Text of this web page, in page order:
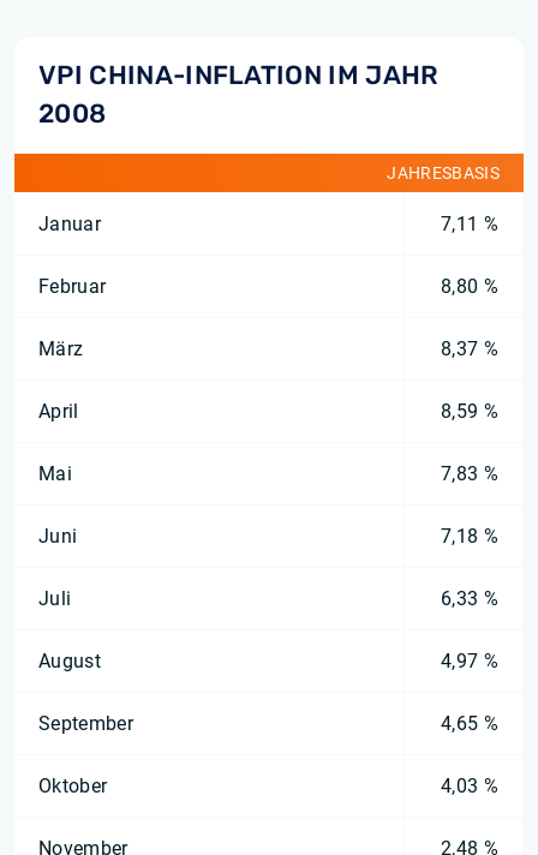
VPI CHINA-INFLATION IM JAHR
2008
JAHRESBASIS
Januar 7,11 %
Februar 8,80 %
März 8,37 %
April 8,59 %
Mai 7,83 %
Juni 7,18 %
Juli 6,33 %
August 4,97 %
September 4,65 %
Oktober 4,03 %
November 2,48 %